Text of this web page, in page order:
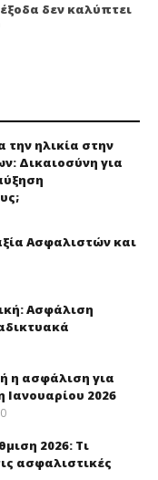
δεν καλύπτει
την ηλικία στην
Δικαιοσύνη για
Ασφαλιστών και
Ασφάλιση
η ασφάλιση για
Ιανουαρίου 2026
0
2026: Τι
ασφαλιστικές